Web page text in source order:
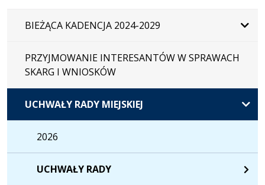
BIEŻĄCA KADENCJA 2024-2029
PRZYJMOWANIE INTERESANTÓW W SPRAWACH
SKARG I WNIOSKÓW
UCHWAŁY RADY MIEJSKIEJ
2026
UCHWAŁY RADY